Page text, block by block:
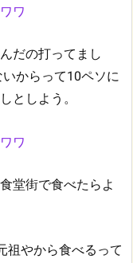
だの打ってまし
からって10ペソに
としよう。
堂街で食べたらよ
祖やから食べるって